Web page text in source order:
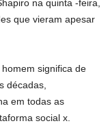
na quinta -feira,
que vieram apesar
significa de
décadas,
em todas as
social x.